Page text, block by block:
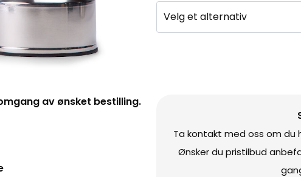
av ønsket bestilling.
Ta kontakt med oss om du
Ønsker du pristilbud